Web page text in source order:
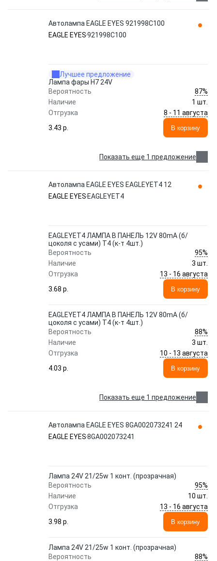
Автолампа EAGLE EYES 921998C100
EAGLE EYES921998C100
Лучшее предложение
Лампа фары H7 24V
Вероятность
87%
Наличие
1 шт.
Отгрузка
8 - 11 августа
3.43 p.
В корзину
Показать еще 1 предложение
Автолампа EAGLE EYES EAGLEYET4 12
EAGLE EYES EAGLEYET4
EAGLEYET4 ЛАМПА В ПАНЕЛЬ 12V 80mA (б/
цоколя с усами) T4 (к-т 4шт.)
Вероятность
95%
Наличие
3 шт.
Отгрузка
13 - 16 августа
3.68 p.
В корзину
EAGLEYET4 ЛАМПА В ПАНЕЛЬ 12V 80mA (б/
цоколя с усами) T4 (к-т 4шт.)
Вероятность
88%
Наличие
3 шт.
Отгрузка
10 - 13 августа
4.03 p.
В корзину
Показать еще 1 предложение
Автолампа EAGLE EYES 8GA002073241 24
EAGLE EYES8GA002073241
Лампа 24V 21/25w 1 конт. (прозрачная)
Вероятность
95%
Наличие
10 шт.
Отгрузка
13 - 16 августа
3.98 p.
В корзину
Лампа 24V 21/25w 1 конт. (прозрачная)
Вероятность
88%